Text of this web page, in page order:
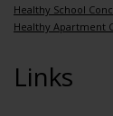
Healthy School
Healthy Apartment
Links